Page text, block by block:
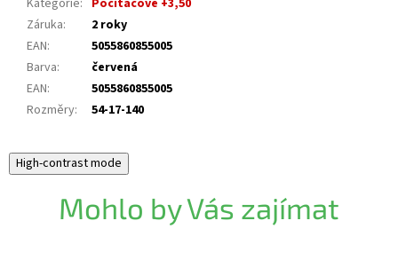
Kategorie: Počítačové +3,50
Záruka:
2 roky
EAN:
5055860855005
Barva:
červená
EAN:
5055860855005
Rozměry: 54-17-140
High-contrast mode
Mohlo by Vás zajímat